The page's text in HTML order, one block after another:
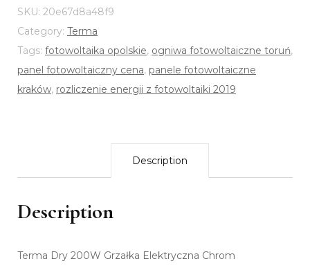
SKU: 20e67d8a48f9
Category: Terma
Tags: fotowoltaika opolskie, ogniwa fotowoltaiczne toruń,
panel fotowoltaiczny cena, panele fotowoltaiczne
kraków, rozliczenie energii z fotowoltaiki 2019
Description
Description
Terma Dry 200W Grzałka Elektryczna Chrom